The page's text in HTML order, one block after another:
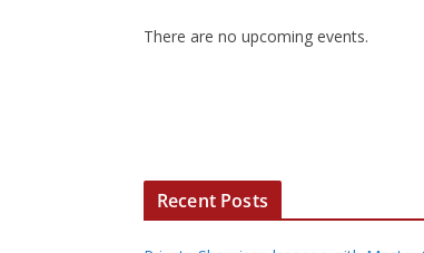
There are no upcoming events.
Recent Posts